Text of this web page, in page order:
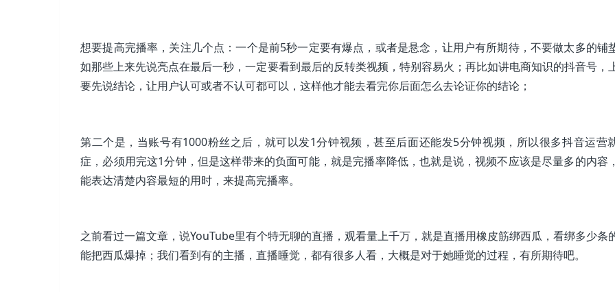
想要提高完播率，关注几个点：一个是前5秒一定要有爆点，或者是悬念，让用户有所期待，不要做太多的铺
如那些上来先说亮点在最后一秒，一定要看到最后的反转类视频，特别容易火；再比如讲电商知识的抖音号，
要先说结论，让用户认可或者不认可都可以，这样他才能去看完你后面怎么去论证你的结论；
第二个是，当账号有1000粉丝之后，就可以发1分钟视频，甚至后面还能发5分钟视频，所以很多抖音运营
症，必须用完这1分钟，但是这样带来的负面可能，就是完播率降低，也就是说，视频不应该是尽量多的内容
能表达清楚内容最短的用时，来提高完播率。
之前看过一篇文章，说YouTube里有个特无聊的直播，观看量上千万，就是直播用橡皮筋绑西瓜，看绑多少条
能把西瓜爆掉；我们看到有的主播，直播睡觉，都有很多人看，大概是对于她睡觉的过程，有所期待吧。